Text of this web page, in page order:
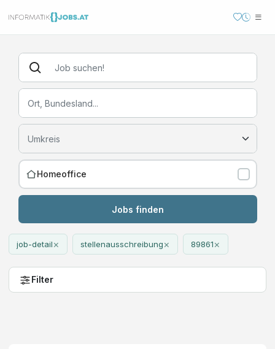
Homeoffice
Jobs finden
job-detail× stellenausschreibung× 89861×
Filter